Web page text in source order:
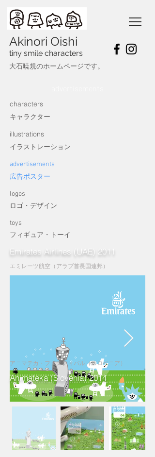
Akinori Oishi
tiny smile characters
​大石暁規のホームページです。
characters
​キャラクター
illustrations
​イラストレーション
advertisements
​広告ポスター
logos
​ロゴ・デザイン
toys
​フィギュア・トーイ
Emirates Airlines (UAE) 2011
エミレーツ航空（アラブ首長国連邦）
アニマテカ・フェスティバル（スロベニア）
Animateka (Slovenia) 2014